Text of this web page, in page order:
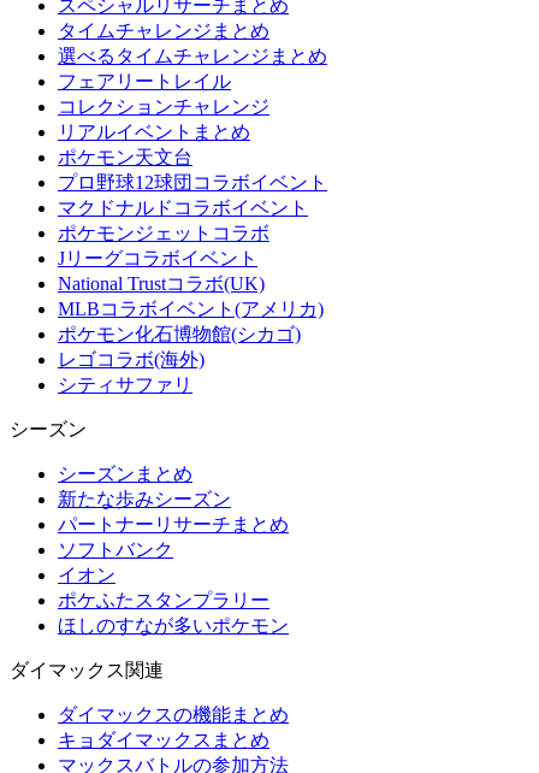
スペシャルリサーチまとめ
タイムチャレンジまとめ
選べるタイムチャレンジまとめ
フェアリートレイル
コレクションチャレンジ
リアルイベントまとめ
ポケモン天文台
プロ野球12球団コラボイベント
マクドナルドコラボイベント
ポケモンジェットコラボ
Jリーグコラボイベント
National Trustコラボ(UK)
MLBコラボイベント(アメリカ)
ポケモン化石博物館(シカゴ)
レゴコラボ(海外)
シティサファリ
シーズン
シーズンまとめ
新たな歩みシーズン
パートナーリサーチまとめ
ソフトバンク
イオン
ポケふたスタンプラリー
ほしのすなが多いポケモン
ダイマックス関連
ダイマックスの機能まとめ
キョダイマックスまとめ
マックスバトルの参加方法